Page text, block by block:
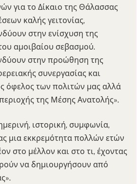
για το Δίκαιο της Θάλασσας
καλής γειτονίας,
στην ενίσχυση της
αμοιβαίου σεβασμού.
στην προώθηση της
συνεργασίας και
όφελος των πολιτών μας αλλά
της Μέσης Ανατολής».
ιστορική, συμφωνία,
μια εκκρεμότητα πολλών ετών
στο μέλλον και στο τι, έχοντας
να δημιουργήσουν από